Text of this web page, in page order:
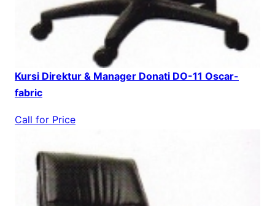
Kursi Direktur & Manager Donati DO-11 Oscar-
fabric
Call for Price